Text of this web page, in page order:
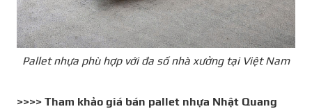
Pallet nhựa phù hợp với đa số nhà xưởng tại Việt Nam
>>>> Tham khảo giá bán pallet nhựa Nhật Quang